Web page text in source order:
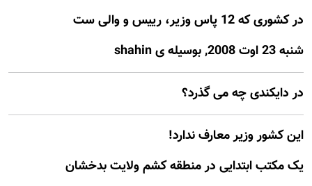
در کشوری که 12 پاس وزیر، رییس و والی ست
شنبه 23 اوت 2008, بوسيله ى shahin
در دايکندی چه می گذرد؟
اين کشور وزير معارف ندارد!
يک مکتب ابتدایی در منطقه کشم ولايت بدخشان